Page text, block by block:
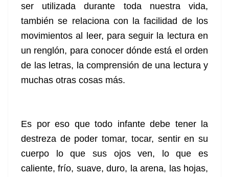
ser utilizada durante toda nuestra vida,
también se relaciona con la facilidad de los
movimientos al leer, para seguir la lectura en
un renglón, para conocer dónde está el orden
de las letras, la comprensión de una lectura y
muchas otras cosas más.
Es por eso que todo infante debe tener la
destreza de poder tomar, tocar, sentir en su
cuerpo lo que sus ojos ven, lo que es
caliente, frío, suave, duro, la arena, las hojas,